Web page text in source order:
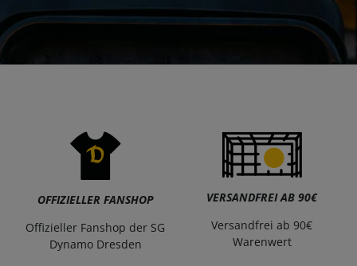
OFFIZIELLER FANSHOP
Offizieller Fanshop der SG
Dynamo Dresden
VERSANDFREI AB 90€
Versandfrei ab 90€
Warenwert